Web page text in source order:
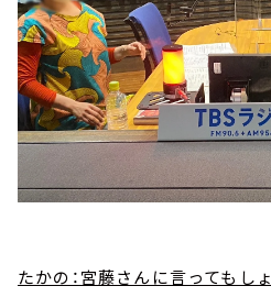
たかの：宮藤さんに言ってもし